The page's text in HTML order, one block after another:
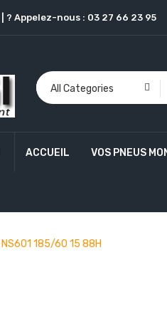
? Appelez-nous : 03 27 66 23 95
ACCUEIL VOS PNEUS
NS601 185/60 15 88H